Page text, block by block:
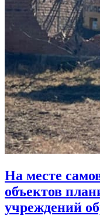
На месте
объектов
учреждений